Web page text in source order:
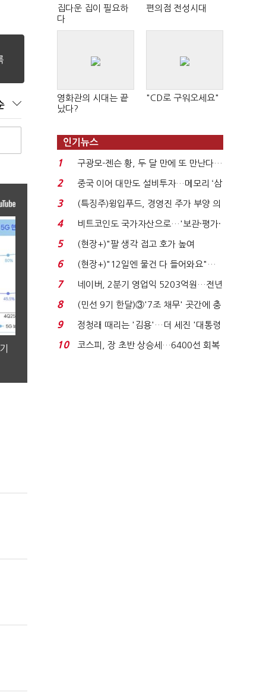
집다운 집이 필요하
다
편의점 전성시대
영화관의 시대는 끝
났다?
"CD로 구워오세요"
인기뉴스
1
구광모-젠슨 황, 두 달 만에 또 만난다…
로봇·AI 등 논...
2
중국 이어 대만도 설비투자…메모리 ‘삼
국전쟁’
3
(특징주)윙입푸드, 경영진 주가 부양 의
지에 상한가...
4
비트코인도 국가자산으로…'보관·평가·
처분' 기준은 ...
5
(현장+)"팔 생각 접고 호가 높여
요"…'덜 똘똘한 한 채' 20...
6
(현장+)"12일엔 물건 다 들어와요"…
빈 매대 채우며 문 연 ...
7
네이버, 2분기 영업익 5203억원…전년
비 0.2% 감소...
8
(민선 9기 한달)③'7조 채무' 곳간에 충
격…추미애, 20년...
9
정청래 때리는 '김용'…더 세진 '대통령
최측근' 입...
10
코스피, 장 초반 상승세…6400선 회복